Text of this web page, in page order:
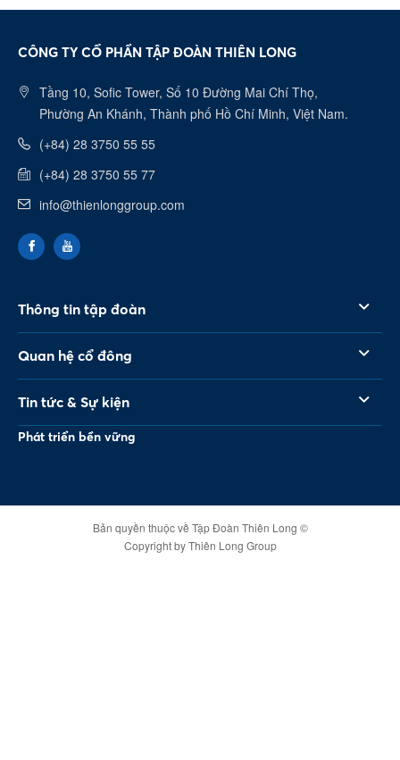
CÔNG TY CỔ PHẦN TẬP ĐOÀN THIÊN LONG
Tầng 10, Sofic Tower, Số 10 Đường Mai Chí Thọ,
Phường An Khánh, Thành phố Hồ Chí Minh, Việt Nam.
(+84) 28 3750 55 55
(+84) 28 3750 55 77
info@thienlonggroup.com
Thông tin tập đoàn
Quan hệ cổ đông
Tin tức & Sự kiện
Phát triển bền vững
Bản quyền thuộc về Tập Đoàn Thiên Long ©
Copyright by Thiên Long Group